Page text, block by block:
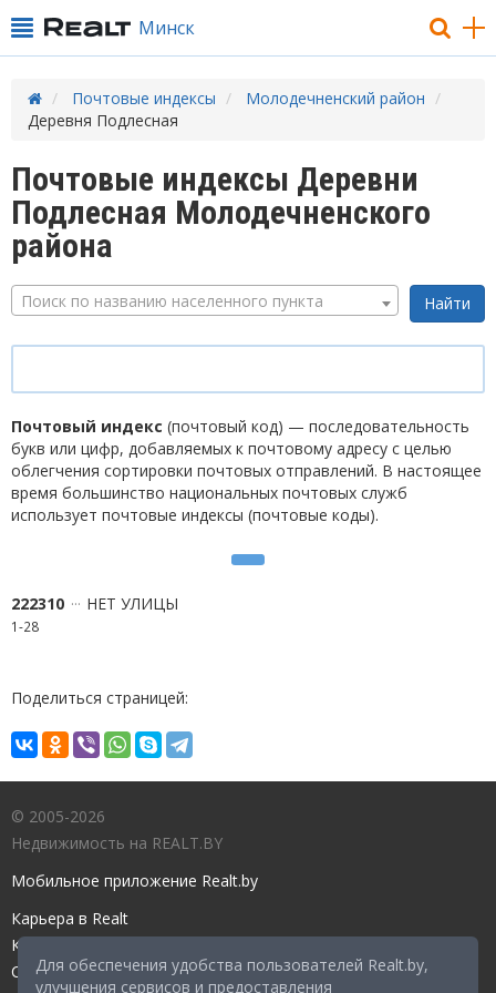
Для обеспечения удобства пользователей Realt.by,
улучшения сервисов и предоставления
Минск
Почтовые индексы
Молодечненский район
Деревня Подлесная
Почтовые индексы Деревни
Подлесная Молодечненского
района
Поиск по названию населенного пункта
Почтовый индекс (почтовый код) — последовательность
букв или цифр, добавляемых к почтовому адресу с целью
облегчения сортировки почтовых отправлений. В настоящее
время большинство национальных почтовых служб
использует почтовые индексы (почтовые коды).
222310 НЕТ УЛИЦЫ
1-28
Поделиться страницей:
© 2005-2026
Недвижимость на REALT.BY
Мобильное приложение Realt.by
Карьера в Realt
Контакты редакции
Справочный центр